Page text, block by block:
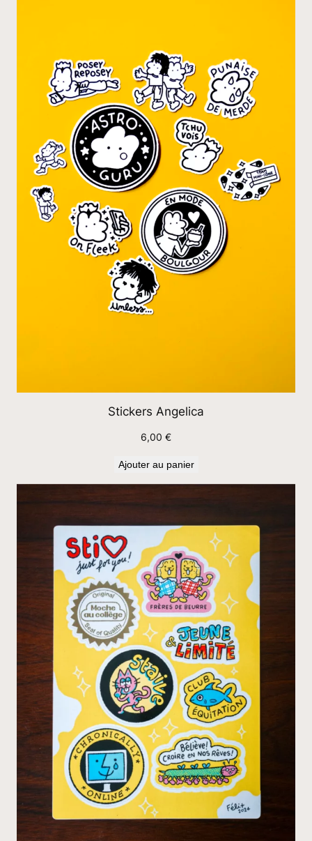
Stickers Angelica
6,00 €
Ajouter au panier